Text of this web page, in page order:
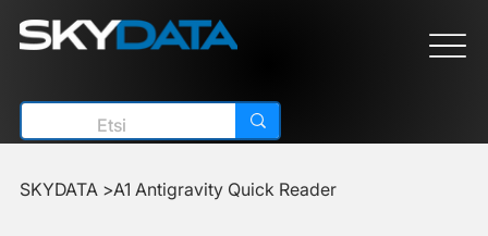
SKYDATA >A1 Antigravity Quick Reader